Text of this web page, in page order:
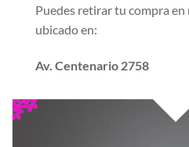
Puedes retirar tu compra
ubicado en:
Av. Centenario 2758